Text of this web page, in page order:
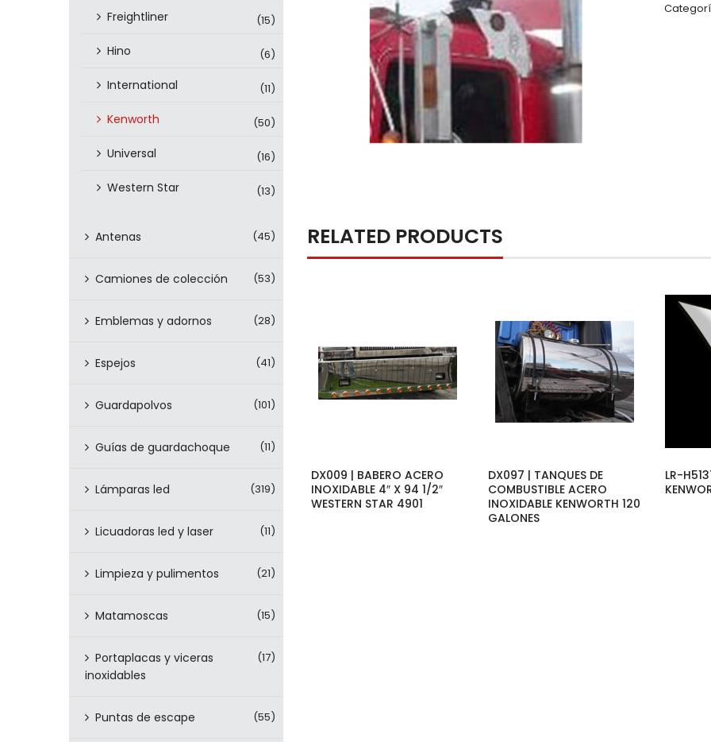
Freightliner (15)
Hino (6)
International (11)
Kenworth (50)
Universal (16)
Western Star (13)
Antenas (45)
Camiones de colección (53)
Emblemas y adornos (28)
Espejos (41)
Guardapolvos (101)
Guías de guardachoque (11)
Lámparas led (319)
Licuadoras led y laser (11)
Limpieza y pulimentos (21)
Matamoscas (15)
Portaplacas y viceras
inoxidables
(17)
Puntas de escape (55)
RELATED PRODUCTS
DX009 | BABERO ACERO
INOXIDABLE 4″ X 94 1/2″
WESTERN STAR 4901
DX097 | TANQUES DE
COMBUSTIBLE ACERO
INOXIDABLE KENWORTH 120
GALONES
LR-